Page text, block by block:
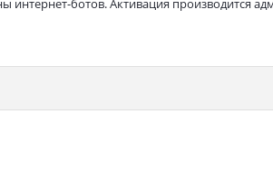
ботов. Активация производится